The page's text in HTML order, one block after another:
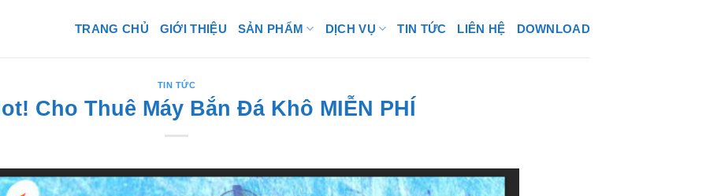
TRANG CHỦ GIỚI THIỆU SẢN PHẨM DỊCH VỤ TIN TỨC LIÊN HỆ DOWNLOAD
TIN TỨC
Cho Thuê Máy Bắn Đá Khô MIỄN PHÍ